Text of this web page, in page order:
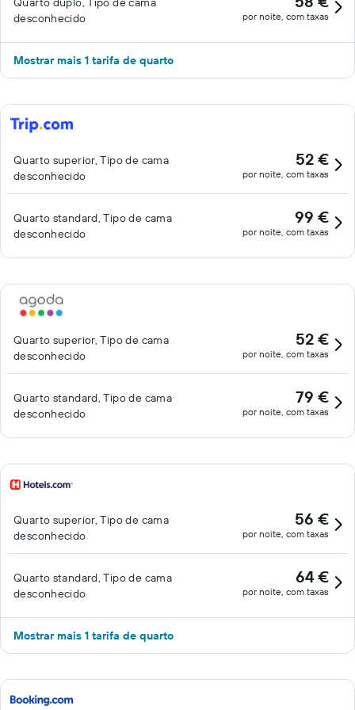
desconhecido
por noite, com taxas
Mostrar mais 1 tarifa de quarto
Quarto superior, Tipo de cama
desconhecido
52 €
por noite, com taxas
Quarto standard, Tipo de cama
desconhecido
99 €
por noite, com taxas
Quarto superior, Tipo de cama
desconhecido
52 €
por noite, com taxas
Quarto standard, Tipo de cama
desconhecido
79 €
por noite, com taxas
Quarto superior, Tipo de cama
desconhecido
56 €
por noite, com taxas
Quarto standard, Tipo de cama
desconhecido
64 €
por noite, com taxas
Mostrar mais 1 tarifa de quarto